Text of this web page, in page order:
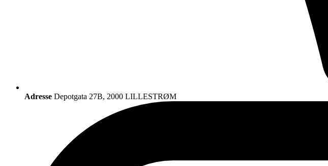
Adresse Depotgata 27B, 2000 LILLESTRØM